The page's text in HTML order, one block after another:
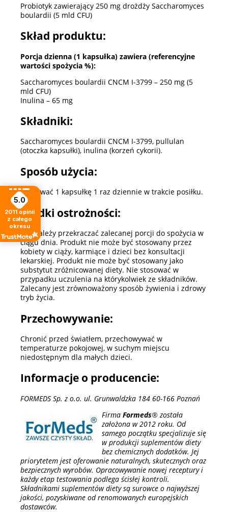
Probiotyk zawierający 250 mg drożdży Saccharomyces
boulardii (5 mld CFU)
Skład produktu:
Porcja dzienna (1 kapsułka) zawiera (referencyjne
wartości spożycia %):
Saccharomyces boulardii CNCM I-3799 – 250 mg (5
mld CFU)
Inulina – 65 mg
Składniki:
Saccharomyces boulardii CNCM I-3799, pullulan
(otoczka kapsułki), inulina (korzeń cykorii).
Sposób użycia:
Spożywać 1 kapsułkę 1 raz dziennie w trakcie posiłku.
Środki ostrożności:
Nie należy przekraczać zalecanej porcji do spożycia w
ciągu dnia. Produkt nie może być stosowany przez
kobiety w ciąży, karmiące i dzieci bez konsultacji
lekarskiej. Produkt nie może być stosowany jako
substytut zróżnicowanej diety. Nie stosować w
przypadku uczulenia na którykolwiek ze składników.
Zalecany jest zrównoważony sposób żywienia i zdrowy
tryb życia.
Przechowywanie:
Chronić przed światłem, przechowywać w
temperaturze pokojowej, w suchym miejscu
niedostępnym dla małych dzieci.
Informacje o producencie:
FORMEDS Sp. z o.o. ul. Grunwaldzka 184 60-166 Poznań
Firma Formeds® została
założona w 2012 roku. Od
samego początku specjalizuje się
w produkcji suplementów diety
bez chemicznych dodatków. Jej
priorytetem jest oferowanie naturalnych, skutecznych oraz
bezpiecznych wyrobów. Opracowywanie nowej receptury i
każdy etap testowania podlega ścisłej kontroli.
Składnikami suplementów diety są surowce o najwyższej
jakości, pozyskiwane od renomowanych europejskich
dostawców.
5.0
2011 opinii
z całego
okresu